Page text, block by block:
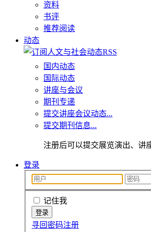
资料
书评
推荐阅读
动态
国内动态
国际动态
讲座与会议
期刊专递
提交讲座会议动态...
提交期刊信息...
注册后可以提交展览演出、讲
登录
记住我
寻回密码注册